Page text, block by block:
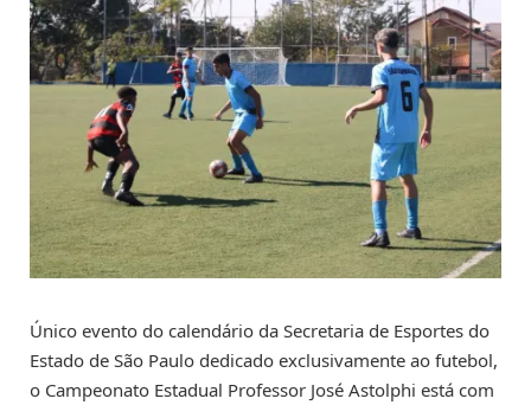
Único evento do calendário da Secretaria de Esportes do
Estado de São Paulo dedicado exclusivamente ao futebol,
o Campeonato Estadual Professor José Astolphi está com